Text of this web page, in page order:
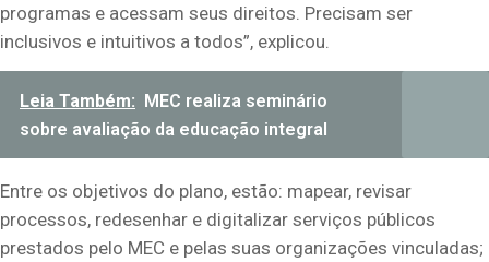
programas e acessam seus direitos. Precisam ser
inclusivos e intuitivos a todos”, explicou.
Leia Também:
MEC realiza seminário
sobre avaliação da educação integral
Entre os objetivos do plano, estão: mapear, revisar
processos, redesenhar e digitalizar serviços públicos
prestados pelo MEC e pelas suas organizações vinculadas;